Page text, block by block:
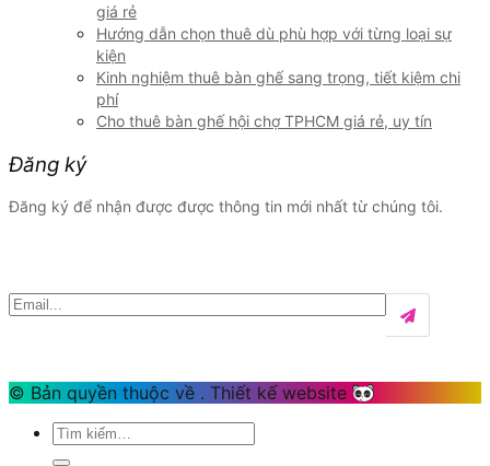
giá rẻ
Hướng dẫn chọn thuê dù phù hợp với từng loại sự
kiện
Kinh nghiệm thuê bàn ghế sang trọng, tiết kiệm chi
phí
Cho thuê bàn ghế hội chợ TPHCM giá rẻ, uy tín
Đăng ký
Đăng ký để nhận được được thông tin mới nhất từ chúng tôi.
© Bản quyền thuộc về . Thiết kế website